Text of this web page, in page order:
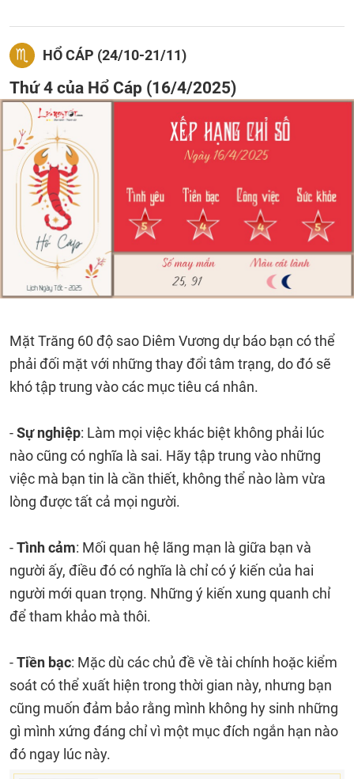
HỔ CÁP (24/10-21/11)
Thứ 4 của Hổ Cáp (16/4/2025)
Mặt Trăng 60 độ sao Diêm Vương dự báo bạn có thể
phải đối mặt với những thay đổi tâm trạng, do đó sẽ
khó tập trung vào các mục tiêu cá nhân.
-Sự nghiệp: Làm mọi việc khác biệt không phải lúc
nào cũng có nghĩa là sai. Hãy tập trung vào những
việc mà bạn tin là cần thiết, không thể nào làm vừa
lòng được tất cả mọi người.
-Tình cảm: Mối quan hệ lãng mạn là giữa bạn và
người ấy, điều đó có nghĩa là chỉ có ý kiến của hai
người mới quan trọng. Những ý kiến xung quanh chỉ
để tham khảo mà thôi.
-Tiền bạc: Mặc dù các chủ đề về tài chính hoặc kiểm
soát có thể xuất hiện trong thời gian này, nhưng bạn
cũng muốn đảm bảo rằng mình không hy sinh những
gì mình xứng đáng chỉ vì một mục đích ngắn hạn nào
đó ngay lúc này.